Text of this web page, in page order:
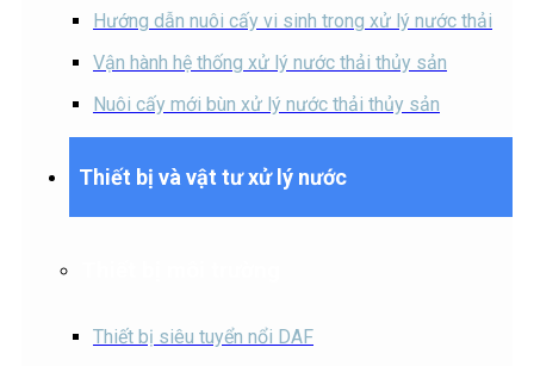
Hướng dẫn nuôi cấy vi sinh trong xử lý nước thải
Vận hành hệ thống xử lý nước thải thủy sản
Nuôi cấy mới bùn xử lý nước thải thủy sản
Thiết bị và vật tư xử lý nước
Thiết bị siêu tuyển nổi DAF